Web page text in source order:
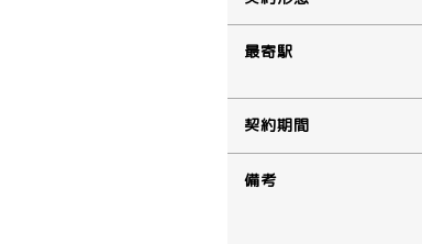
最寄駅
契約期間
備考